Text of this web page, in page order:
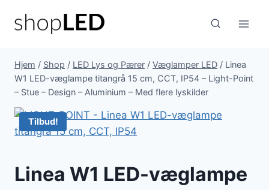
Hjem / Shop / LED Lys og Pærer / Væglamper LED / Linea
W1 LED-væglampe titangrå 15 cm, CCT, IP54 – Light-Point
– Stue – Design – Aluminium – Med flere lyskilder
Tilbud!
Linea W1 LED-væglampe